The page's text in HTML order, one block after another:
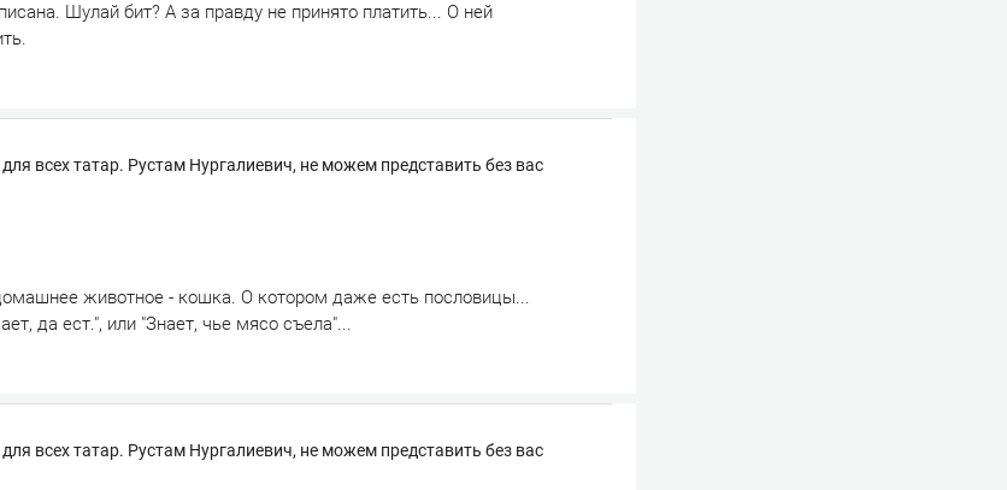
Шулай бит? А за правду не принято платить... О ней
всех татар. Рустам Нургалиевич, не можем представить без вас
животное - кошка. О котором даже есть пословицы...
да ест.", или "Знает, чье мясо съела"...
всех татар. Рустам Нургалиевич, не можем представить без вас